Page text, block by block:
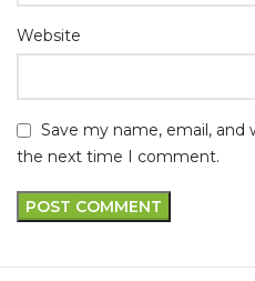
Website
Save my name, email, and
the next time I comment.